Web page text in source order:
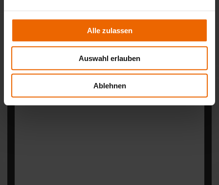
Alle zulassen
Auswahl erlauben
Ablehnen
Hiermit erkläre ich mich einverstanden dass meine
Kontaktdaten für die weitere Kontaktaufnahme und die
Zusendung von Informationsmaterial genutzt werden dürfen.
Ihre Daten werden nicht an Dritte weitergegeben.